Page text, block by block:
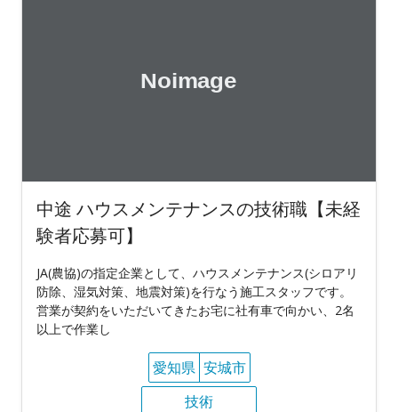
中途 ハウスメンテナンスの技術職【未経
験者応募可】
JA(農協)の指定企業として、ハウスメンテナンス(シロアリ
防除、湿気対策、地震対策)を行なう施工スタッフです。
営業が契約をいただいてきたお宅に社有車で向かい、2名
以上で作業し
愛知県 安城市
技術